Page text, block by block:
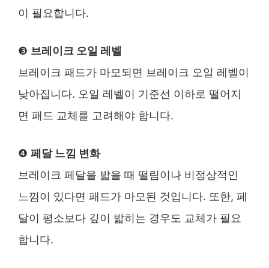
이 필요합니다.
❸ 브레이크 오일 레벨
브레이크 패드가 마모되면 브레이크 오일 레벨이
낮아집니다. 오일 레벨이 기준선 이하로 떨어지
면 패드 교체를 고려해야 합니다.
❹ 페달 느낌 변화
브레이크 페달을 밟을 때 떨림이나 비정상적인
느낌이 있다면 패드가 마모된 것입니다. 또한, 페
달이 평소보다 깊이 밟히는 경우도 교체가 필요
합니다.